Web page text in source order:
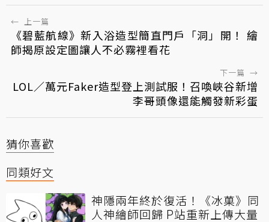
← 上一篇
《碧藍航線》新入浴造型簡直門戶「洞」開！ 繪
師揭原設定圖讓人不必霧裡看花
下一篇 →
LOL／萬元Faker造型登上測試服！召喚峽谷新增
李哥頭像還能觸發新彩蛋
猜你喜歡
同類好文
神隱兩年終於復活！《冰菓》同
人神繪師回歸 P站重新上傳大量